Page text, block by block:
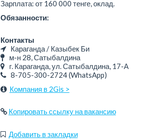
Зарплата: от 160 000 тенге, оклад.
Обязанности:
Контакты
Караганда / Казыбек Би
м-н 28, Сатыбалдина
г. Караганда, ​ул. Сатыбалдина, 17-А
8-705-300-2724(WhatsApp)
Компания в 2Gis >
Копировать ссылку на вакансию
Добавить в закладки